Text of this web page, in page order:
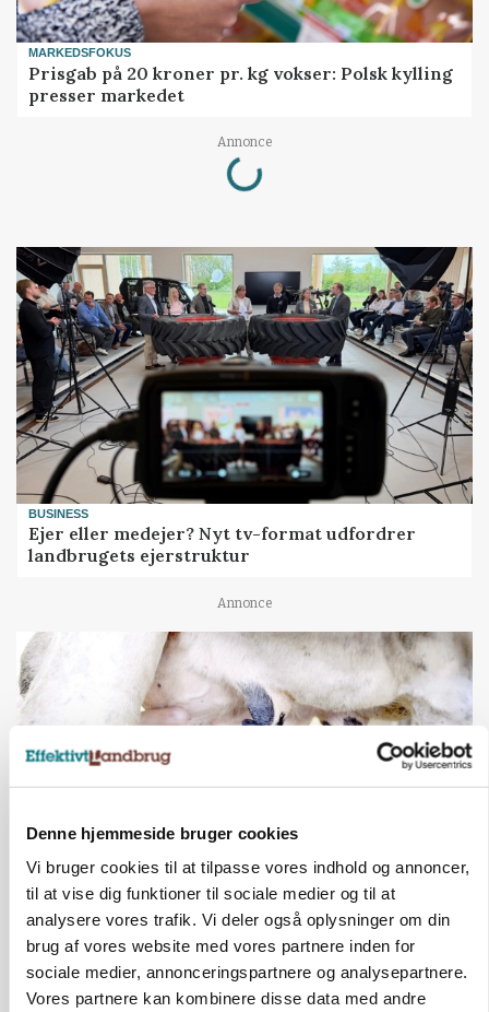
Denne hjemmeside bruger cookies
Vi bruger cookies til at tilpasse vores indhold og annoncer,
til at vise dig funktioner til sociale medier og til at
analysere vores trafik. Vi deler også oplysninger om din
brug af vores website med vores partnere inden for
sociale medier, annonceringspartnere og analysepartnere.
Vores partnere kan kombinere disse data med andre
MARKEDSFOKUS
Prisgab på 20 kroner pr. kg vokser: Polsk kylling
presser markedet
Annonce
Loading...
BUSINESS
Ejer eller medejer? Nyt tv-format udfordrer
landbrugets ejerstruktur
Annonce
MARKED
Russisk mælkepris dykker 23 procent
Annonce